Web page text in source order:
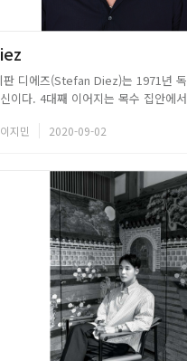
판 디에즈(Stefan Diez)는 1971년
이다. 4대째 이어지는 목수 집안에
가르트 예술 학교(State Academy
이지민 2020-09-02